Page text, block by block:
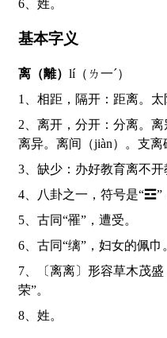
6、姓。
基本字义
离（離） lí（ㄌ一ˊ）
1、相距，隔开：距离。
2、离开，分开：分离。离别。离家。离散（sàn）。离职。
离异。离间（jiàn）。支离
3、缺少：办好教育离不开
4、八卦之一，符号是“☲”
5、古同“罹”，遭受。
6、古同“缡”，妇女的佩巾
7、〔离离〕形容草木茂盛，如“离离原上草，一岁一枯
荣”。
8、姓。